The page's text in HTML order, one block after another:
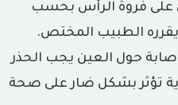
على فروة الرأس بحسب
يقرره الطبيب المختص.
حول العين يجب الحذر
تؤثر بشكل ضار على صحة